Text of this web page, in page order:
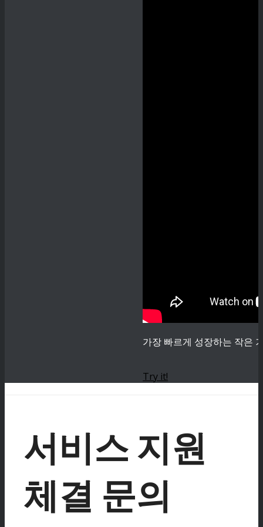
가장 빠르게 성장하는 작은
Try it!
서비스 지원
체결 문의